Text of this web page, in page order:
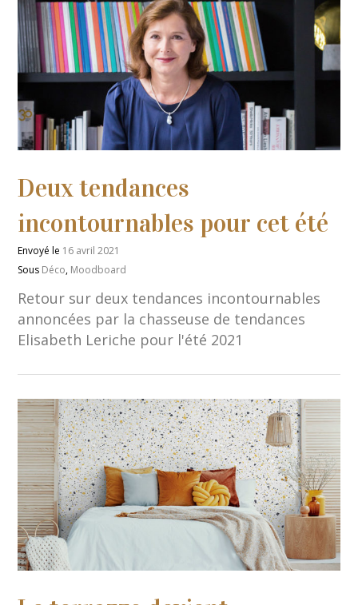
Deux tendances
incontournables pour cet été
Envoyé le 16 avril 2021
Sous Déco, Moodboard
Retour sur deux tendances incontournables
annoncées par la chasseuse de tendances
Elisabeth Leriche pour l'été 2021